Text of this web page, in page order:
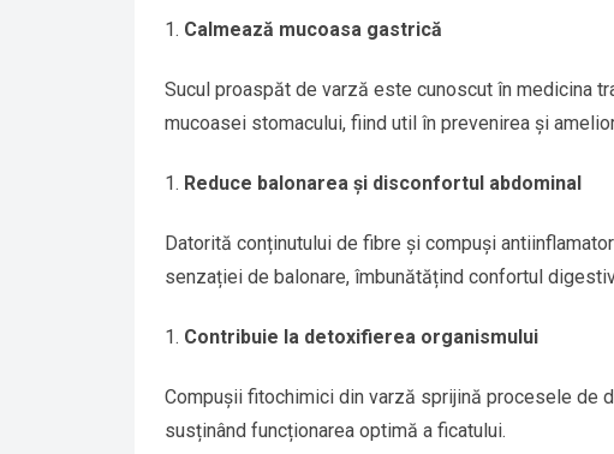
Calmează mucoasa gastrică
Sucul proaspăt de varză este cunoscut în medicina
mucoasei stomacului, fiind util în prevenirea și
Reduce balonarea și disconfortul abdominal
Datorită conținutului de fibre și compuși
senzației de balonare, îmbunătățind confortul
Contribuie la detoxifierea organismului
Compușii fitochimici din varză sprijină procesele de
susținând funcționarea optimă a ficatului.